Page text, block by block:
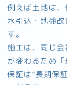
例えば土地は
水引込・地盤
す。
施工は、同じ
が変わるため「
保証は“長期保